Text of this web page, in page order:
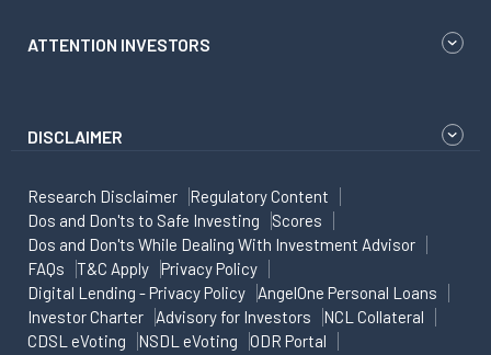
ATTENTION INVESTORS
DISCLAIMER
Research Disclaimer
Regulatory Content
Dos and Don'ts to Safe Investing
Scores
Dos and Don'ts While Dealing With Investment Advisor
FAQs
T&C Apply
Privacy Policy
Digital Lending - Privacy Policy
AngelOne Personal Loans
Investor Charter
Advisory for Investors
NCL Collateral
CDSL eVoting
NSDL eVoting ODR Portal